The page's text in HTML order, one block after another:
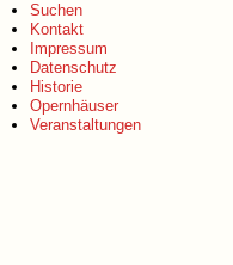
Suchen
Kontakt
Impressum
Datenschutz
Historie
Opernhäuser
Veranstaltungen